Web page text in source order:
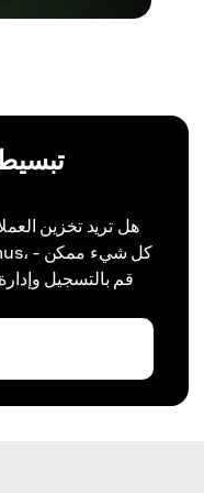
هل تريد تخزين
قم بالتسجيل